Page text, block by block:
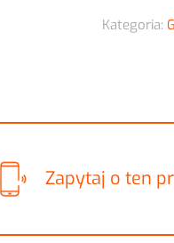
3x5
POZIOMY
obróbkami
Kategoria:
Zapytaj o ten